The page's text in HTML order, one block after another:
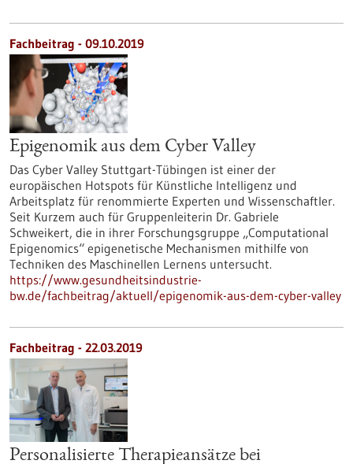
Fachbeitrag - 09.10.2019
Epigenomik aus dem Cyber Valley
Das Cyber Valley Stuttgart-Tübingen ist einer der
europäischen Hotspots für Künstliche Intelligenz und
Arbeitsplatz für renommierte Experten und Wissenschaftler.
Seit Kurzem auch für Gruppenleiterin Dr. Gabriele
Schweikert, die in ihrer Forschungsgruppe „Computational
Epigenomics“ epigenetische Mechanismen mithilfe von
Techniken des Maschinellen Lernens untersucht.
https://www.gesundheitsindustrie-
bw.de/fachbeitrag/aktuell/epigenomik-aus-dem-cyber-valley
Fachbeitrag - 22.03.2019
Personalisierte Therapieansätze bei